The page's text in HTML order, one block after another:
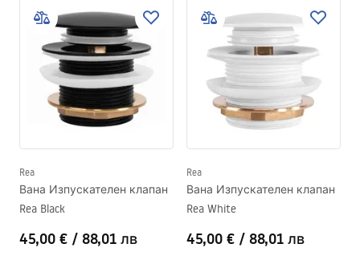
Rea
Вана Изпускателен клапан
Rea Black
45,00 € / 88,01 лв
Rea
Вана Изпускателен клапан
Rea White
45,00 € / 88,01 лв